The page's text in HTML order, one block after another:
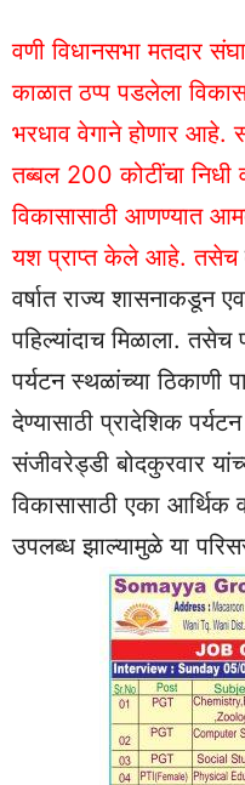
वणी विधानसभा मतदार
काळात ठप्प पडलेला
भरधाव वेगाने होणार आहे.
तब्बल 200 कोटींचा निधी
विकासासाठी आणण्यात
यश प्राप्त केले आहे. तसेच
वर्षात राज्य शासनाकडून
पहिल्यांदाच मिळाला.
पर्यटन स्थळांच्या
देण्यासाठी प्रादेशिक
संजीवरेड्डी बोदकुरवार
विकासासाठी एका आर्थिक
उपलब्ध झाल्यामुळे या